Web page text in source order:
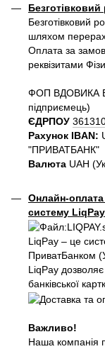
Безготівковий
шляхом
Оплата за
реквізитами
ФОП ВДОВИКА
пiдприємець)
ЄДРПОУ
Рахунок IBAN:
"ПРИВАТБАНК"
Валюта UAH
Онлайн-
систему LiqPay
LiqPay – це
ПриватБанком
LiqPay
банківської
Важливо!
Наша